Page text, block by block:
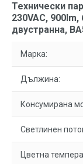
Технически
230VAC,
двустранна,
Марка:
Дължина:
Консумирана
Светлинен
Цветна